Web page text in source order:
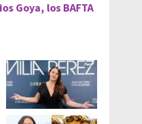
Goya, los BAFTA